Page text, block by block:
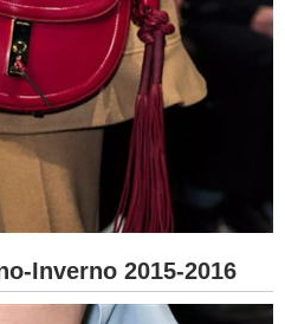
Inverno 2015-2016